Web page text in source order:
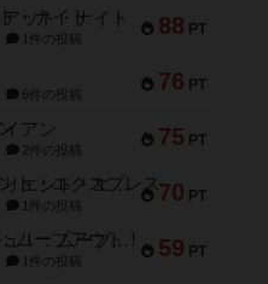
88 PT
ット・ナイト
1件の投稿
76 PT
6件の投稿
75 PT
アン
2件の投稿
70 PT
トランスオリエント・エクスプレス
1件の投稿
59 PT
アンブッシュ！：ムーブアウト！
1件の投稿